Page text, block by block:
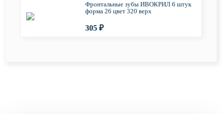
Фронтальные зубы ИВОКРИЛ 6 штук
форма 26 цвет 320 верх
305 ₽